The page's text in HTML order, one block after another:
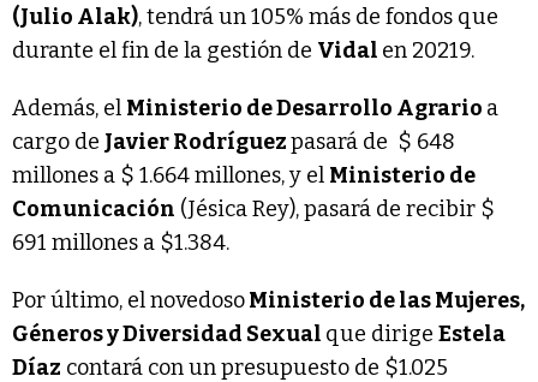
(Julio Alak), tendrá un 105% más de fondos que
durante el fin de la gestión de Vidal en 20219.
Además, el Ministerio de Desarrollo Agrario a
cargo de Javier Rodríguezpasará de $ 648
millones a $ 1.664 millones, y el Ministerio de
Comunicación (Jésica Rey), pasará de recibir $
691 millones a $1.384.
Por último, el novedosoMinisterio de las Mujeres,
Géneros y Diversidad Sexual que dirige Estela
Díaz contará con un presupuesto de $1.025